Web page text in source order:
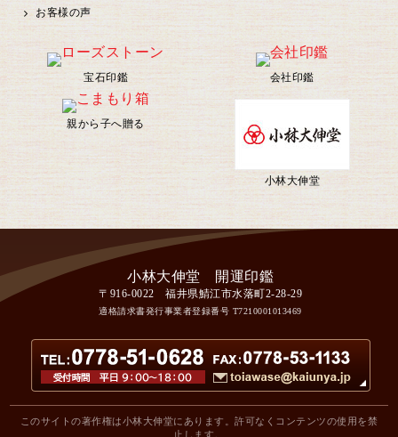
お客様の声
宝石印鑑 会社印鑑
親から子へ贈る
小林大伸堂
〒916-0022 福井県鯖江市水落町2-28-29
適格請求書発行事業者登録番号 T7210001013469
このサイトの著作権は小林大伸堂にあります。許可なくコンテンツの使用を禁
止します。